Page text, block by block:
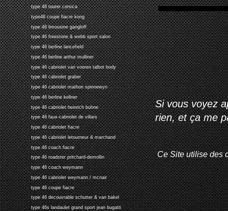
type 46 tourer corsica
type46 coupe fiacre kong
type 46 limousine gangloff
type 46 freestone & webb sport salon
type 46 berline lancefield
type 46 berline arthur mulliner
type 46 cabriolet van vooren talbot body
type 46 cabriolet graber
type 46 cabriolet mathon spinnewyn
type 46 berline kellner
type 46 cabriolet heinrich buhne
type 46 faux-cabriolet de villars
type 46 cabriolet fiacre
type 46 cabriolet letourneur & marchand
type 46 coach fiacre
type 46 roadster pritchard-demollin
type 46 coach weymann
type 46 cabriolet weymann / mcnair
type 46 coupe fiacre
type 46 decouvrable schutter & van bakel
type 46s landaulet grand sport jean bugatti
Si vous voyez
rien, et ça me
Ce Site utilise des